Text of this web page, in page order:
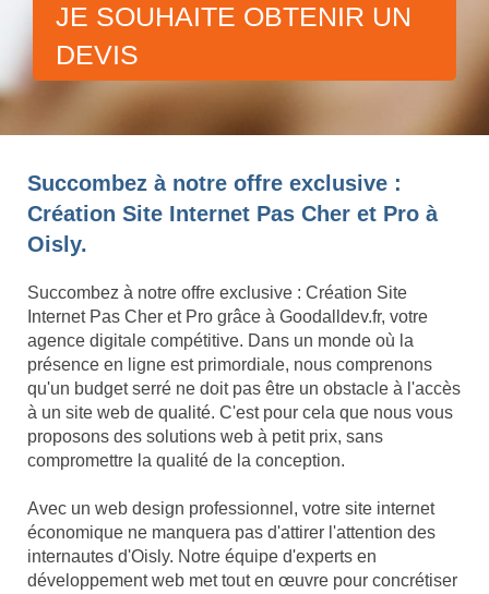
JE SOUHAITE OBTENIR UN
DEVIS
Succombez à notre offre exclusive :
Création Site Internet Pas Cher et Pro à
Oisly.
Succombez à notre offre exclusive : Création Site
Internet Pas Cher et Pro grâce à Goodalldev.fr, votre
agence digitale compétitive. Dans un monde où la
présence en ligne est primordiale, nous comprenons
qu'un budget serré ne doit pas être un obstacle à l'accès
à un site web de qualité. C'est pour cela que nous vous
proposons des solutions web à petit prix, sans
compromettre la qualité de la conception.
Avec un web design professionnel, votre site internet
économique ne manquera pas d'attirer l'attention des
internautes d'Oisly. Notre équipe d'experts en
développement web met tout en œuvre pour concrétiser